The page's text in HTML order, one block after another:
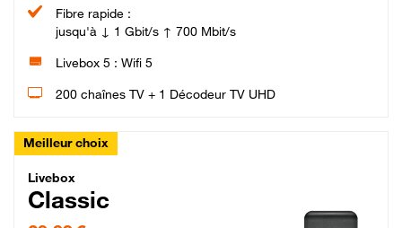
Fibre rapide :
jusqu'à ↓ 1 Gbit/s ↑ 700 Mbit/s
Livebox 5 : Wifi 5
200 chaînes TV + 1 Décodeur TV UHD
Meilleur choix
Livebox Classic Fibre
Livebox
Classic
29,99 € par mois pendant 12 mois puis 42,99 € par mois, Engagement 12 mois